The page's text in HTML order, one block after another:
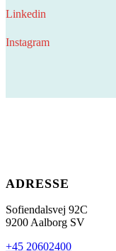
Linkedin
Instagram
ADRESSE
Sofiendalsvej 92C
9200 Aalborg SV
+45 20602400